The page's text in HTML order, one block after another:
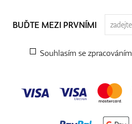
BUĎTE MEZI PRVNÍMI
Souhlasím se zpracováním